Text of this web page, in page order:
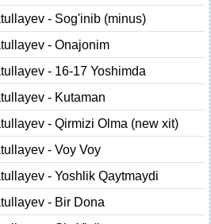
- Sog'inib (minus)
- Onajonim
- 16-17 Yoshimda
- Kutaman
- Qirmizi Olma (new xit)
- Voy Voy
- Yoshlik Qaytmaydi
- Bir Dona